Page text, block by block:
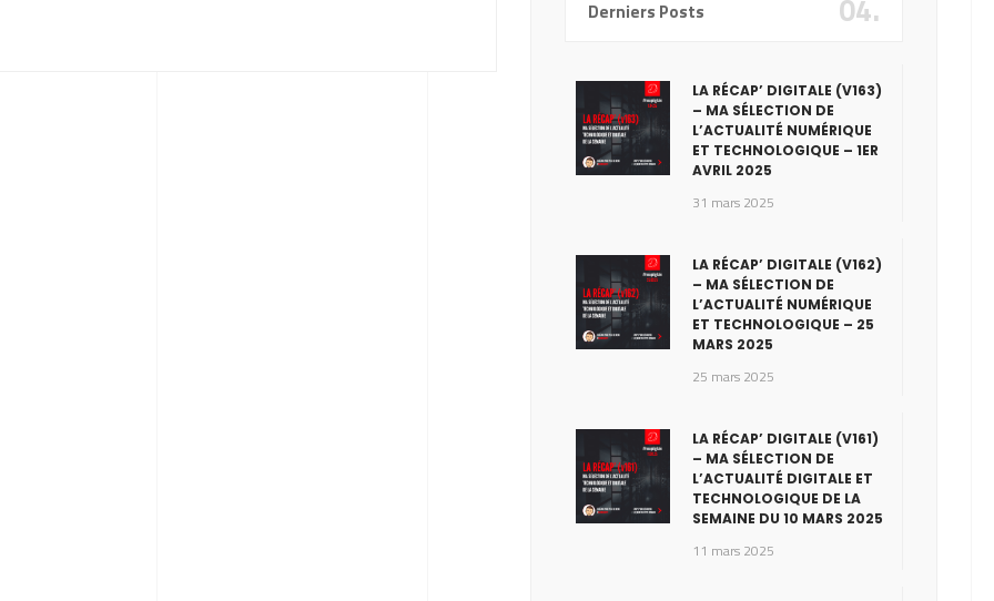
Derniers Posts 04.
LA RÉCAP’ DIGITALE (V163)
– MA SÉLECTION DE
L’ACTUALITÉ NUMÉRIQUE
ET TECHNOLOGIQUE – 1ER
AVRIL 2025
31 mars 2025
LA RÉCAP’ DIGITALE (V162)
– MA SÉLECTION DE
L’ACTUALITÉ NUMÉRIQUE
ET TECHNOLOGIQUE – 25
MARS 2025
25 mars 2025
LA RÉCAP’ DIGITALE (V161)
– MA SÉLECTION DE
L’ACTUALITÉ DIGITALE ET
TECHNOLOGIQUE DE LA
SEMAINE DU 10 MARS 2025
11 mars 2025